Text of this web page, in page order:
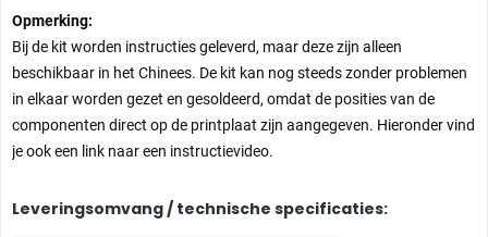
Opmerking:
Bij de kit worden instructies geleverd, maar deze zijn alleen
beschikbaar in het Chinees. De kit kan nog steeds zonder problemen
in elkaar worden gezet en gesoldeerd, omdat de posities van de
componenten direct op de printplaat zijn aangegeven. Hieronder vind
je ook een link naar een instructievideo.
Leveringsomvang / technische specificaties: